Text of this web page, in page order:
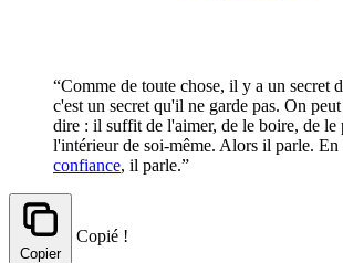
“Comme de toute chose, il y a un secret
c'est un secret qu'il ne garde pas. On
dire : il suffit de l'aimer, de le boire, de le
l'intérieur de soi-même. Alors il parle. En
confiance, il parle.”
Copier
Copié !